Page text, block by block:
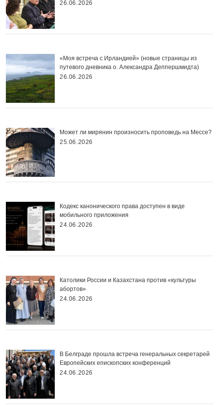
26.06.2026
«Моя встреча с Ирландией» (новые страницы из
путевого дневника о. Александра Деппершмидта)
26.06.2026
Может ли мирянин произносить проповедь на Мессе?
25.06.2026
Кодекс канонического права доступен в виде
мобильного приложения
24.06.2026
Католики России и Казахстана против «культуры
абортов»
24.06.2026
В Белграде прошла встреча генеральных секретарей
Европейских епископских конференций
24.06.2026